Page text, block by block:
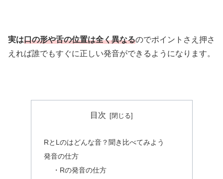
実は口の形や舌の位置は全く異なるのでポイントさえ押さ
えれば誰でもすぐに正しい発音ができるようになります。
目次
RとLのはどんな音？聞き比べてみよう
発音の仕方
・Rの発音の仕方